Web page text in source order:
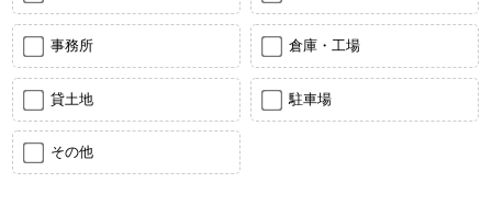
事務所 倉庫・工場
貸土地 駐車場
その他